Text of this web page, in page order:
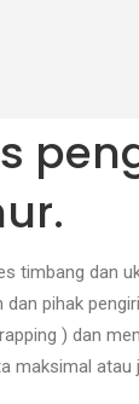
timbang dan
pihak
) dan